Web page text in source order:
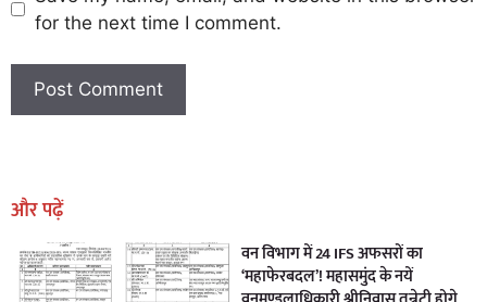
for the next time I comment.
और पढ़ें
वन विभाग में 24 IFS अफसरों का
‘महाफेरबदल’! महासमुंद के नयें